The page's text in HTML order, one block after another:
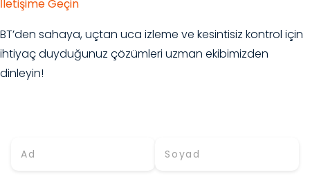
İletişime Geçin
BT’den sahaya, uçtan uca izleme ve kesintisiz kontrol için
ihtiyaç duyduğunuz çözümleri uzman ekibimizden
dinleyin!